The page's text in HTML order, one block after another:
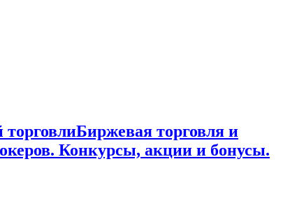
Биржевая торговля и
Конкурсы, акции и бонусы.